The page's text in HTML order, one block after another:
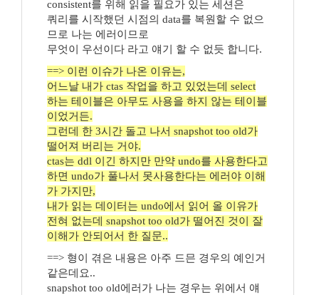
consistent를 위해 읽을 필요가 있는 세션은
쿼리를 시작했던 시점의 data를 복원할 수 없으
므로 나는 에러이므로
무엇이 우선이다 라고 얘기 할 수 없듯 합니다.
==> 이런 이슈가 나온 이유는,
어느날 내가 ctas 작업을 하고 있었는데 select
하는 테이블은 아무도 사용을 하지 않는 테이블
이었거든.
그런데 한 3시간 돌고 나서 snapshot too old가
떨어져 버리는 거야.
ctas는 ddl 이긴 하지만 만약 undo를 사용한다고
하면 undo가 풀나서 못사용한다는 에러야 이해
가 가지만,
내가 읽는 데이터는 undo에서 읽어 올 이유가
전혀 없는데 snapshot too old가 떨어진 것이 잘
이해가 안되어서 한 질문..
==> 형이 겪은 내용은 아주 드믄 경우의 예인거
같은데요..
snapshot too old에러가 나는 경우는 위에서 얘